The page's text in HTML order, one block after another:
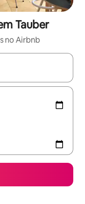
Tauber
no Airbnb
explore-os